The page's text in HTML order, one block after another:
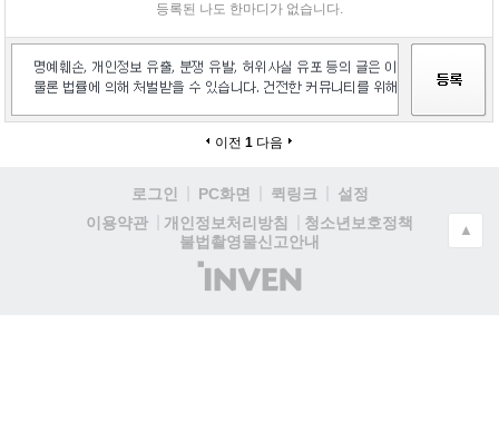
등록된 나도 한마디가 없습니다.
이전 1 다음
로그인 PC화면 퀵링크
설정
이용약관
개인정보처리방침
청소년보호정책
불법촬영물신고안내
(주)
인
▲